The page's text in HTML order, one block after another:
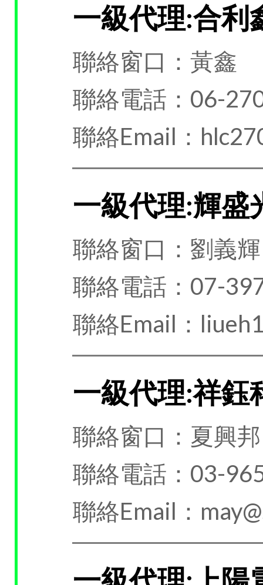
一級代理:合利
聯絡窗口：黃鑫
聯絡電話：06-
聯絡Email：
一級代理:輝盛
聯絡窗口：劉義輝
聯絡電話：07-
聯絡Email：
一級代理:祥鈺
聯絡窗口：夏興邦
聯絡電話：03-
聯絡Email：